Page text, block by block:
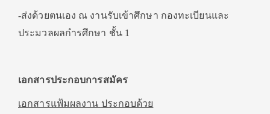
-ส่งด้วยตนเอง ณ งานรับเข้าศึกษา กองทะเบียนและ
ประมวลผลกำรศึกษา ชั้น 1
เอกสารประกอบการสมัคร
เอกสารแฟ้มผลงาน ประกอบด้วย